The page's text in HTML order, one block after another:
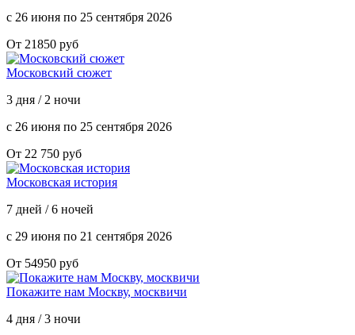
с 26 июня по 25 сентября 2026
От 21850 руб
Московский сюжет
3 дня / 2 ночи
с 26 июня по 25 сентября 2026
От 22 750 руб
Московская история
7 дней / 6 ночей
с 29 июня по 21 сентября 2026
От 54950 руб
Покажите нам Москву, москвичи
4 дня / 3 ночи